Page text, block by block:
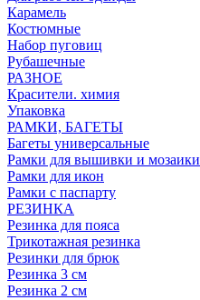
Карамель
Костюмные
Набор пуговиц
Рубашечные
РАЗНОЕ
Красители. химия
Упаковка
РАМКИ, БАГЕТЫ
Багеты универсальные
Рамки для вышивки и мозаики
Рамки для икон
Рамки с паспарту
РЕЗИНКА
Резинка для пояса
Трикотажная резинка
Резинки для брюк
Резинка 3 см
Резинка 2 см